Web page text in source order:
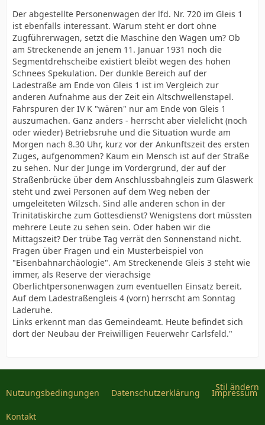
Der abgestellte Personenwagen der lfd. Nr. 720 im Gleis 1
ist ebenfalls interessant. Warum steht er dort ohne
Zugführerwagen, setzt die Maschine den Wagen um? Ob
am Streckenende an jenem 11. Januar 1931 noch die
Segmentdrehscheibe existiert bleibt wegen des hohen
Schnees Spekulation. Der dunkle Bereich auf der
Ladestraße am Ende von Gleis 1 ist im Vergleich zur
anderen Aufnahme aus der Zeit ein Altschwellenstapel.
Fahrspuren der IV K "wären" nur am Ende von Gleis 1
auszumachen. Ganz anders - herrscht aber vielelicht (noch
oder wieder) Betriebsruhe und die Situation wurde am
Morgen nach 8.30 Uhr, kurz vor der Ankunftszeit des ersten
Zuges, aufgenommen? Kaum ein Mensch ist auf der Straße
zu sehen. Nur der Junge im Vordergrund, der auf der
Straßenbrücke über dem Anschlussbahngleis zum Glaswerk
steht und zwei Personen auf dem Weg neben der
umgeleiteten Wilzsch. Sind alle anderen schon in der
Trinitatiskirche zum Gottesdienst? Wenigstens dort müssten
mehrere Leute zu sehen sein. Oder haben wir die
Mittagszeit? Der trübe Tag verrät den Sonnenstand nicht.
Fragen über Fragen und ein Musterbeispiel von
"Eisenbahnarchäologie". Am Streckenende Gleis 3 steht wie
immer, als Reserve der vierachsige
Oberlichtpersonenwagen zum eventuellen Einsatz bereit.
Auf dem Ladestraßengleis 4 (vorn) herrscht am Sonntag
Laderuhe.
Links erkennt man das Gemeindeamt. Heute befindet sich
dort der Neubau der Freiwilligen Feuerwehr Carlsfeld."
Stil ändern
Nutzungsbedingungen Datenschutzerklärung Impressum
Kontakt